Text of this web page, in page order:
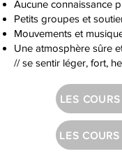
Aucune connaissance
Petits groupes et
Mouvements et
Une atmosphère sûre
// se sentir léger, fort,
LES
LES